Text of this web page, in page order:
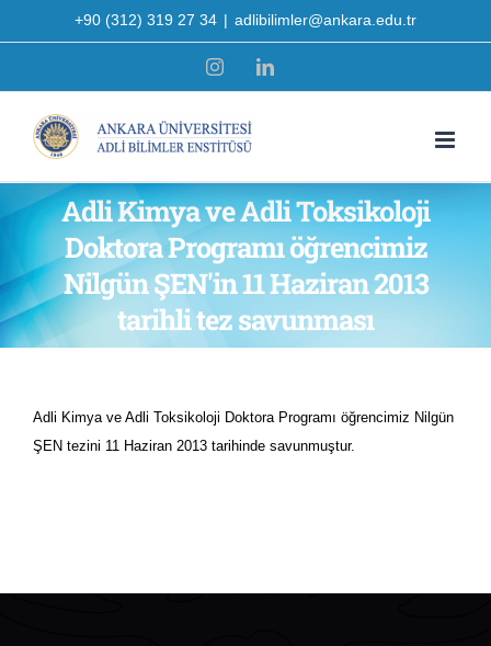
to
+90 (312) 319 27 34 | adlibilimler@ankara.edu.tr
InstagramLinkedIn
Adli Kimya ve Adli Toksikoloji
Doktora Programı öğrencimiz
Nilgün ŞEN'in 11 Haziran 2013
tarihli tez savunması
Adli Kimya ve Adli Toksikoloji Doktora Programı öğrencimiz Nilgün
ŞEN tezini 11 Haziran 2013 tarihinde savunmuştur.